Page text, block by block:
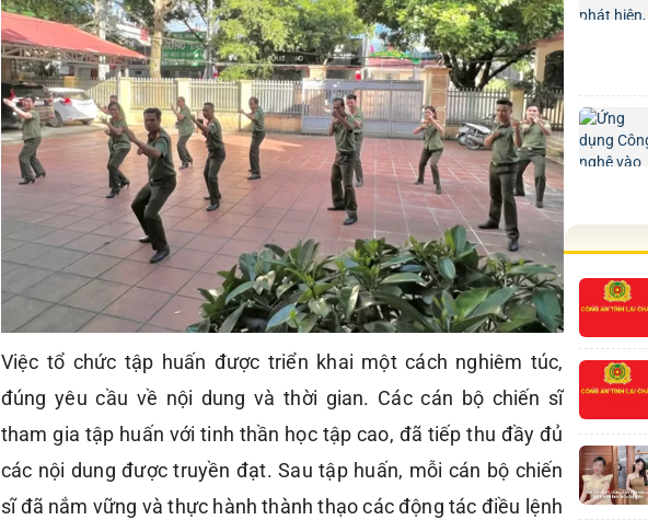
Việc tổ chức tập huấn được triển khai một cách nghiêm túc,
đúng yêu cầu về nội dung và thời gian. Các cán bộ chiến sĩ
tham gia tập huấn với tinh thần học tập cao, đã tiếp thu đầy đủ
các nội dung được truyền đạt. Sau tập huấn, mỗi cán bộ chiến
sĩ đã nắm vững và thực hành thành thạo các động tác điều lệnh